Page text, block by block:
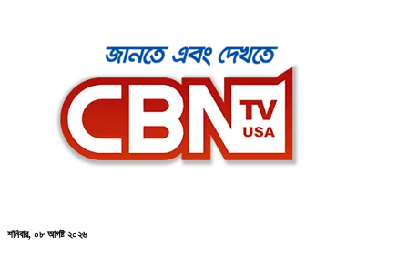
শনিবার, ০৮ আগষ্ট ২০২৬